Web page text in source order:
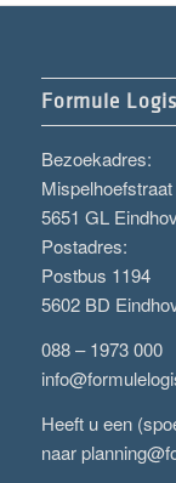
Formule
Bezoekadres:
5651 GL
Postadres:
Postbus 1194
5602 BD
088 – 1973 000
Heeft u een
naar